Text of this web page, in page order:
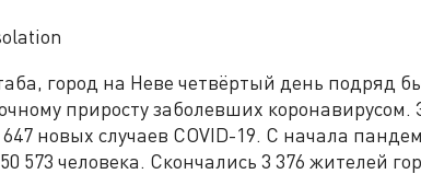
город на Неве четвёртый день подряд
приросту заболевших
новых случаев COVID-19. С начала
573 человека. Скончались 3 376 жителей